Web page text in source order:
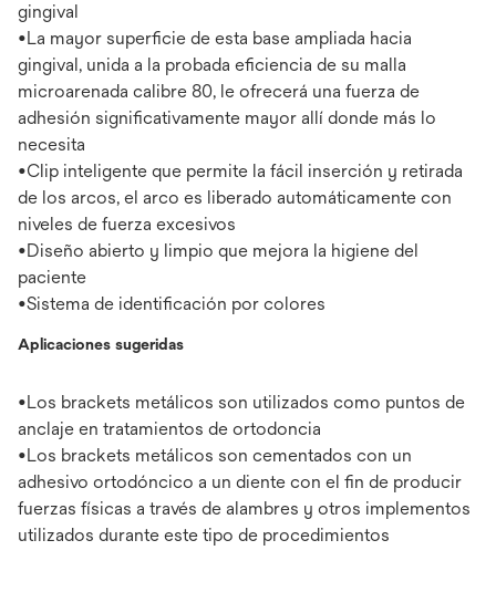
gingival
•La mayor superficie de esta base ampliada hacia
gingival, unida a la probada eficiencia de su malla
microarenada calibre 80, le ofrecerá una fuerza de
adhesión significativamente mayor allí donde más lo
necesita
•Clip inteligente que permite la fácil inserción y retirada
de los arcos, el arco es liberado automáticamente con
niveles de fuerza excesivos
•Diseño abierto y limpio que mejora la higiene del
paciente
•Sistema de identificación por colores
Aplicaciones sugeridas
•Los brackets metálicos son utilizados como puntos de
anclaje en tratamientos de ortodoncia
•Los brackets metálicos son cementados con un
adhesivo ortodóncico a un diente con el fin de producir
fuerzas físicas a través de alambres y otros implementos
utilizados durante este tipo de procedimientos